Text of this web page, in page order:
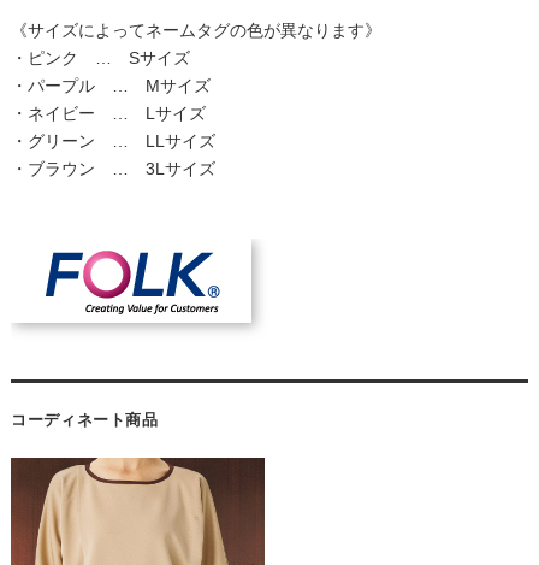
《サイズによってネームタグの色が異なります》
・ピンク … Sサイズ
・パープル … Mサイズ
・ネイビー … Lサイズ
・グリーン … LLサイズ
・ブラウン … 3Lサイズ
コーディネート商品